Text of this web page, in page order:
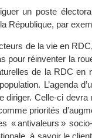
un poste
République, par
de la vie en
pour réinventer la
de la RDC en
L’agenda
diriger. Celle-ci
priorités
« antivaleurs »
à savoir le